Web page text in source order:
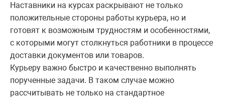
Наставники на курсах раскрывают не только
положительные стороны работы курьера, но и
готовят к возможным трудностям и особенностями,
с которыми могут столкнуться работники в процессе
доставки документов или товаров.
Курьеру важно быстро и качественно выполнять
порученные задачи. В таком случае можно
рассчитывать не только на стандартное